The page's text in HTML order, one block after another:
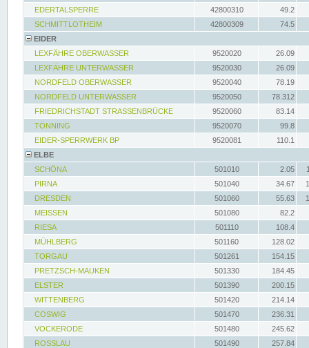
EDERTALSPERRE
42800310
49.2
SCHMITTLOTHEIM
42800309
74.5
EIDER
LEXFÄHRE OBERWASSER
9520020
26.09
LEXFÄHRE UNTERWASSER
9520030
26.09
NORDFELD OBERWASSER
9520040
78.19
NORDFELD UNTERWASSER
9520050
78.312
FRIEDRICHSTADT STRASSENBRÜCKE
9520060
83.14
TÖNNING
9520070
99.8
EIDER-SPERRWERK BP
9520081
110.1
ELBE
SCHÖNA
501010 2.05
PIRNA
501040 34.67
DRESDEN
501060 55.63
MEISSEN
501080
82.2
RIESA
501110
108.4
MÜHLBERG
501160
128.02
TORGAU
501261
154.15
PRETZSCH-MAUKEN
501330
184.45
ELSTER
501390
200.15
WITTENBERG
501420
214.14
COSWIG
501470
236.31
VOCKERODE
501480
245.62
ROSSLAU
501490
257.84